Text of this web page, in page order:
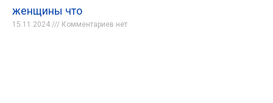
женщины что
15.11.2024 Комментариев нет